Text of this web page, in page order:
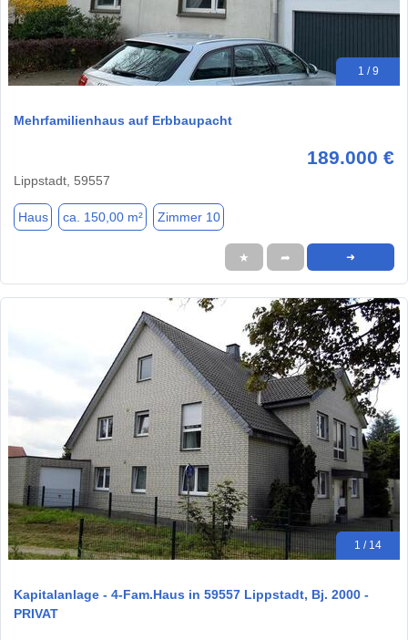
1 / 9
Mehrfamilienhaus auf Erbbaupacht
189.000 €
Lippstadt, 59557
Haus ca. 150,00 m² Zimmer 10
★ ➦ ➜
1 / 14
Kapitalanlage - 4-Fam.Haus in 59557 Lippstadt, Bj. 2000 -
PRIVAT